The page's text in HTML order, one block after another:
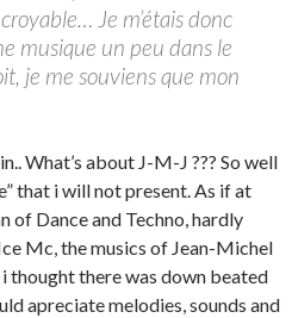
Je m’étais donc
musique un peu dans le
je me souviens que mon
What’s about J-M-J ??? So well
that i will not present. As if at
of Dance and Techno, hardly
Mc, the musics of Jean-Michel
thought there was down beated
apreciate melodies, sounds and